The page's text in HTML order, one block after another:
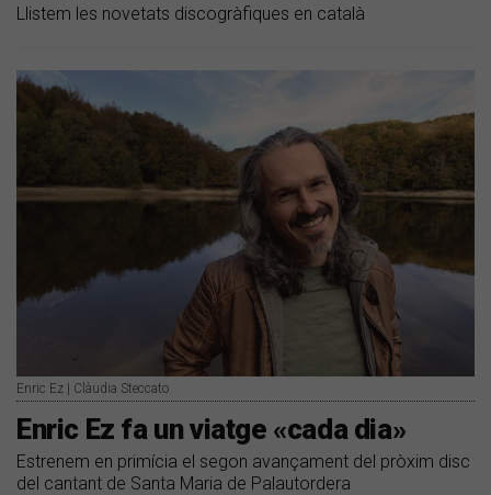
Llistem les novetats discogràfiques en català
Enric Ez | Clàudia Steccato
Enric Ez fa un viatge «cada dia»
Estrenem en primícia el segon avançament del pròxim disc
del cantant de Santa Maria de Palautordera